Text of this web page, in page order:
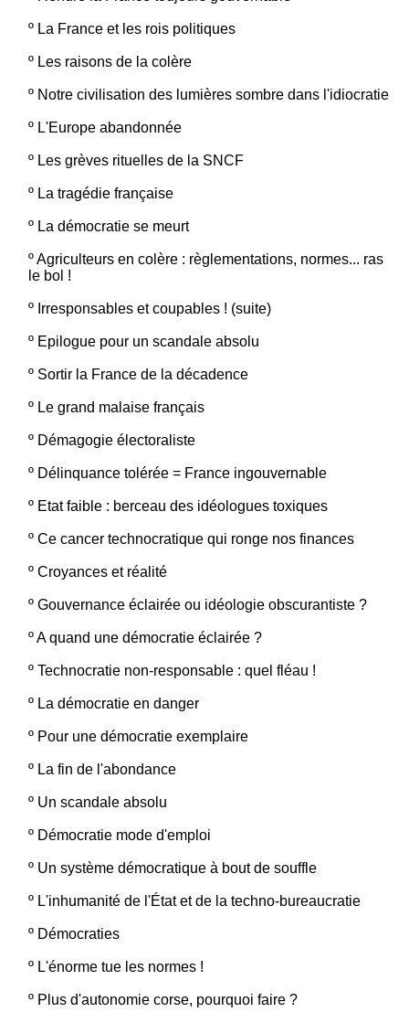
º La France et les rois politiques
º Les raisons de la colère
º Notre civilisation des lumières sombre dans l'idiocratie
º L'Europe abandonnée
º Les grèves rituelles de la SNCF
º La tragédie française
º La démocratie se meurt
ºAgriculteurs en colère : règlementations, normes... ras
le bol !
º Irresponsables et coupables ! (suite)
º Epilogue pour un scandale absolu
º Sortir la France de la décadence
º Le grand malaise français
º Démagogie électoraliste
º Délinquance tolérée = France ingouvernable
º Etat faible : berceau des idéologues toxiques
º Ce cancer technocratique qui ronge nos finances
º Croyances et réalité
º Gouvernance éclairée ou idéologie obscurantiste ?
ºA quand une démocratie éclairée ?
º Technocratie non-responsable : quel fléau !
º La démocratie en danger
º Pour une démocratie exemplaire
º La fin de l'abondance
º Un scandale absolu
º Démocratie mode d'emploi
º Un système démocratique à bout de souffle
º L'inhumanité de l'État et de la techno-bureaucratie
º Démocraties
º L'énorme tue les normes !
º Plus d'autonomie corse, pourquoi faire ?